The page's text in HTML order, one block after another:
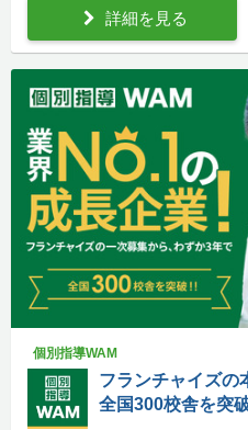
詳細を見る
個別指導WAM
フランチャイズの
全国300校舎を突